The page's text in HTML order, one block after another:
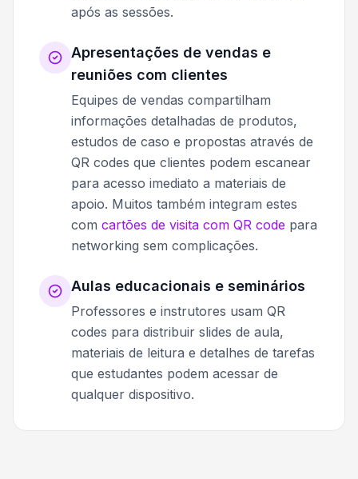
após as sessões.
Apresentações de vendas e
reuniões com clientes
Equipes de vendas compartilham
informações detalhadas de produtos,
estudos de caso e propostas através de
QR codes que clientes podem escanear
para acesso imediato a materiais de
apoio. Muitos também integram estes
com cartões de visita com QR code para
networking sem complicações.
Aulas educacionais e seminários
Professores e instrutores usam QR
codes para distribuir slides de aula,
materiais de leitura e detalhes de tarefas
que estudantes podem acessar de
qualquer dispositivo.